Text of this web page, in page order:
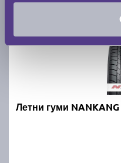
Летни гуми NANKANG